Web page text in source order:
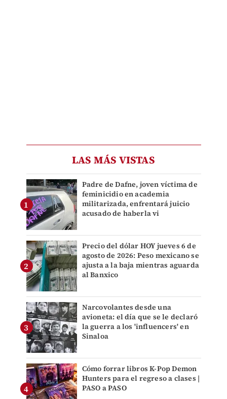
LAS MÁS VISTAS
Padre de Dafne, joven víctima de
feminicidio en academia
militarizada, enfrentará juicio
acusado de haberla vi
Precio del dólar HOY jueves 6 de
agosto de 2026: Peso mexicano se
ajusta a la baja mientras aguarda
al Banxico
Narcovolantes desde una
avioneta: el día que se le declaró
la guerra a los 'influencers' en
Sinaloa
Cómo forrar libros K-Pop Demon
Hunters para el regreso a clases |
PASO a PASO